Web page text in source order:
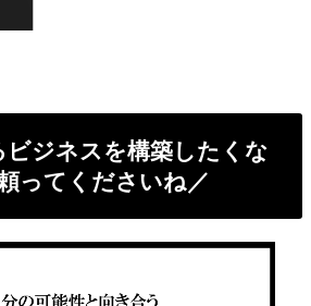
ビジネスを構築したくな
ってくださいね／